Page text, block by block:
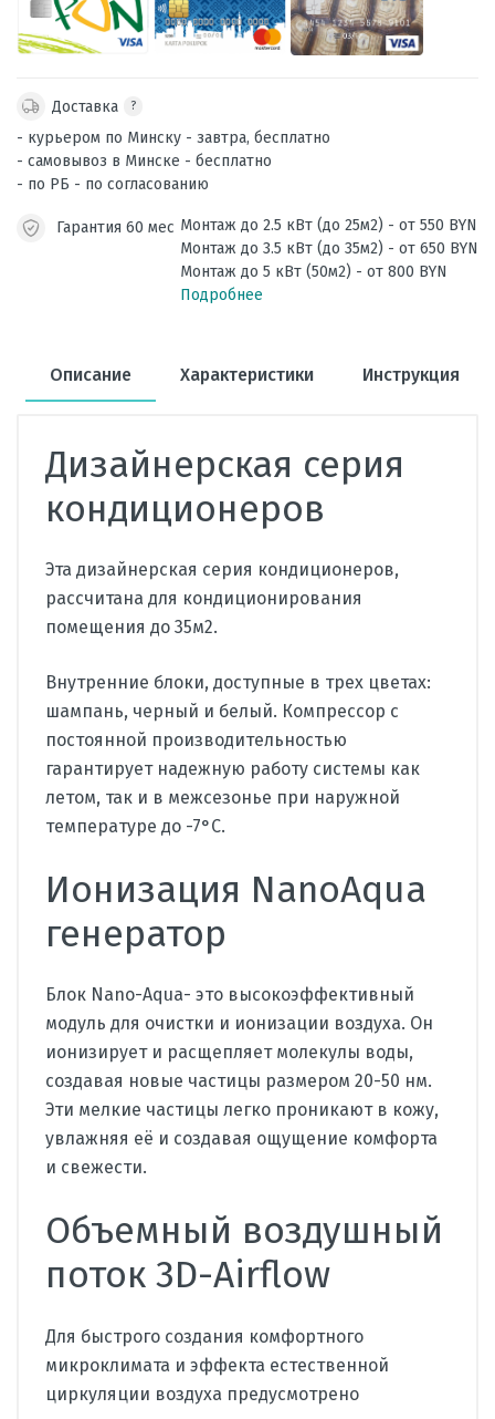
Доставка ?
- курьером по Минску - завтра, бесплатно
- самовывоз в Минске - бесплатно
- по РБ - по согласованию
Гарантия 60 мес Монтаж до 2.5 кВт (до 25м2) - от 550 BYN
Монтаж до 3.5 кВт (до 35м2) - от 650 BYN
Монтаж до 5 кВт (50м2) - от 800 BYN
Подробнее
Описание Характеристики Инструкция
Дизайнерская серия
кондиционеров
Эта дизайнерская серия кондиционеров,
рассчитана для кондиционирования
помещения до 35м2.
Внутренние блоки, доступные в трех цветах:
шампань, черный и белый. Компрессор с
постоянной производительностью
гарантирует надежную работу системы как
летом, так и в межсезонье при наружной
температуре до -7°C.
Ионизация NanoAqua
генератор
Блок Nano-Aqua- это высокоэффективный
модуль для очистки и ионизации воздуха. Он
ионизирует и расщепляет молекулы воды,
создавая новые частицы размером 20-50 нм.
Эти мелкие частицы легко проникают в кожу,
увлажняя её и создавая ощущение комфорта
и свежести.
Объемный воздушный
поток 3D-Airflow
Для быстрого создания комфортного
микроклимата и эффекта естественной
циркуляции воздуха предусмотрено